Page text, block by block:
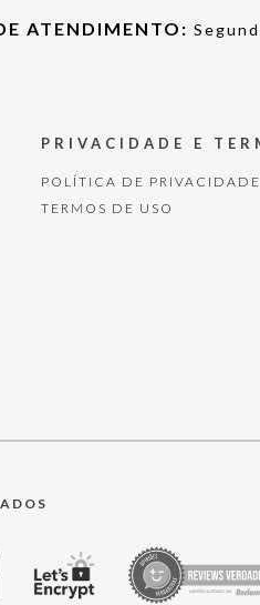
ATENDIMENTO:
PRIVACIDADE E
POLÍTICA DE PRIVACIDADE
TERMOS DE USO